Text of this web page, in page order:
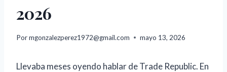
2026
Pormgonzalezperez1972@gmail.com mayo 13, 2026
Llevaba meses oyendo hablar de Trade Republic. En